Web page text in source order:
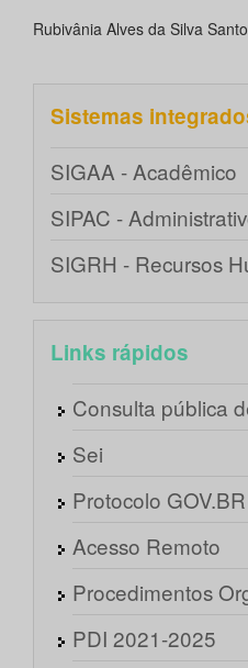
Rubivânia Alves da Silva
Sistemas
SIGAA - Acadêmico
SIPAC -
SIGRH - Recursos
Links rápidos
Consulta pública
Sei
Protocolo GOV.BR
Acesso Remoto
Procedimentos
PDI 2021-2025